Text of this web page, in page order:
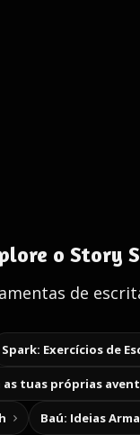
o Story
de
Spark: Exercícios de
Baú: Ideias